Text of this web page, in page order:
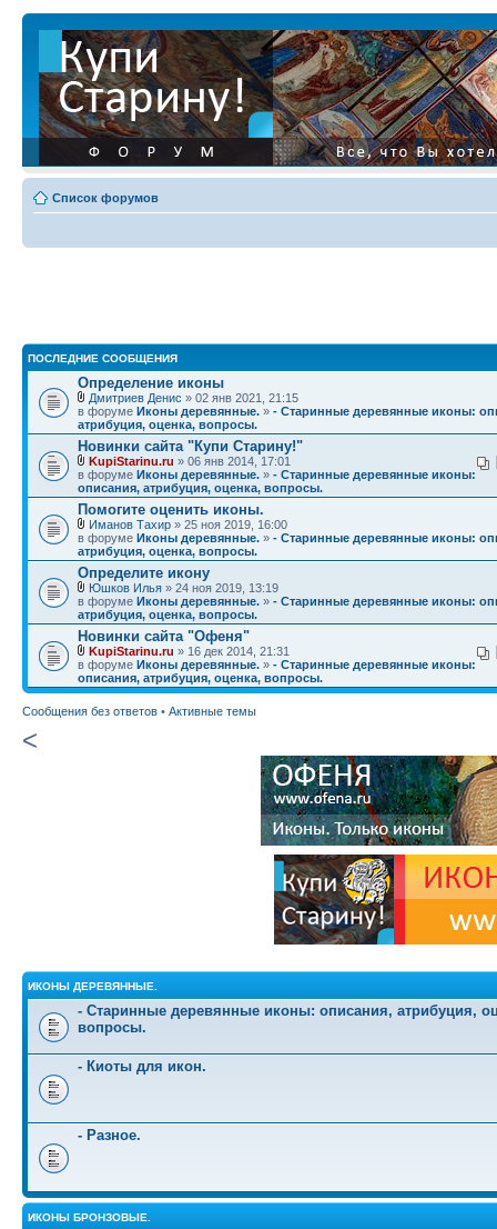
Список форумов
ПОСЛЕДНИЕ СООБЩЕНИЯ
Определение иконы
Дмитриев Денис » 02 янв 2021, 21:15
в форуме Иконы деревянные. » - Старинные деревянные иконы:
атрибуция, оценка, вопросы.
Новинки сайта "Купи Старину!"
KupiStarinu.ru » 06 янв 2014, 17:01
в форуме Иконы деревянные. » - Старинные деревянные иконы:
описания, атрибуция, оценка, вопросы.
Помогите оценить иконы.
Иманов Тахир » 25 ноя 2019, 16:00
в форуме Иконы деревянные. » - Старинные деревянные иконы:
атрибуция, оценка, вопросы.
Определите икону
Юшков Илья » 24 ноя 2019, 13:19
в форуме Иконы деревянные. » - Старинные деревянные иконы:
атрибуция, оценка, вопросы.
Новинки сайта "Офеня"
KupiStarinu.ru » 16 дек 2014, 21:31
в форуме Иконы деревянные. » - Старинные деревянные иконы:
описания, атрибуция, оценка, вопросы.
Сообщения без ответов • Активные темы
<
ИКОНЫ ДЕРЕВЯННЫЕ.
- Старинные деревянные иконы: описания, атрибуция,
вопросы.
- Киоты для икон.
- Разное.
ИКОНЫ БРОНЗОВЫЕ.